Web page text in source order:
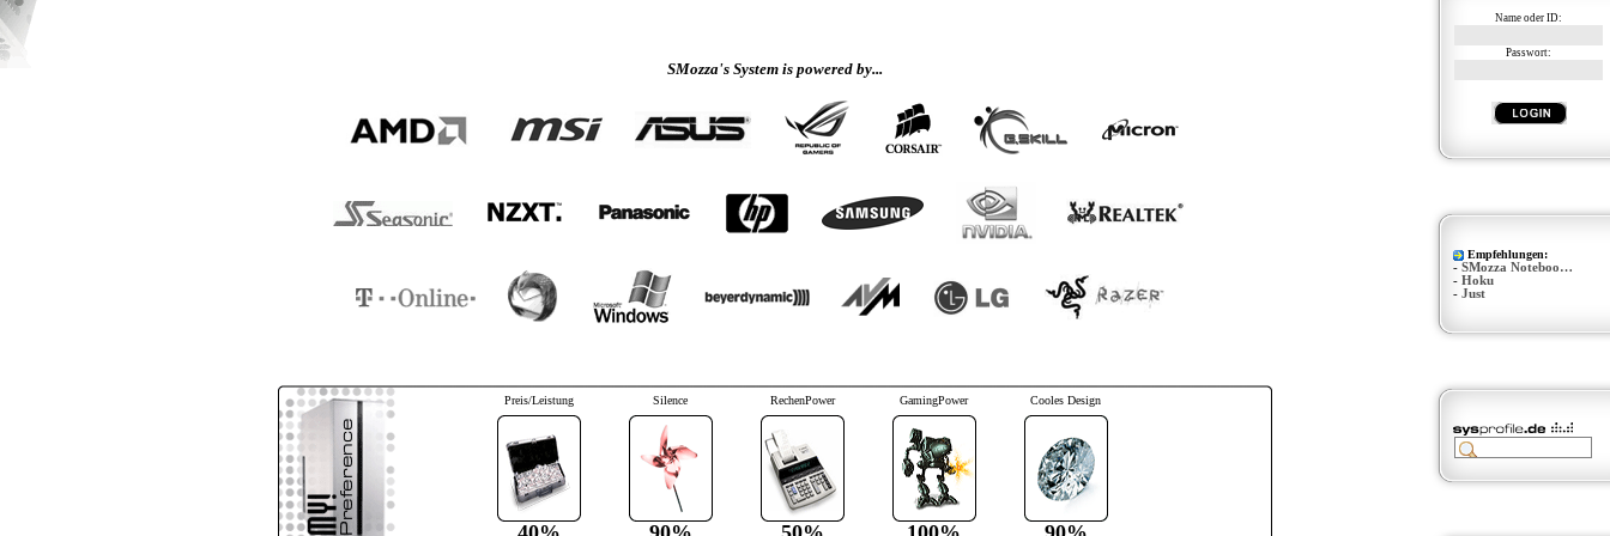
SMozza's System is powered by...
Preis/Leistung Silence RechenPower GamingPower Cooles Design
Name oder ID:
Passwort:
Empfehlungen:
- SMozza Noteboo…
- Hoku
- Just